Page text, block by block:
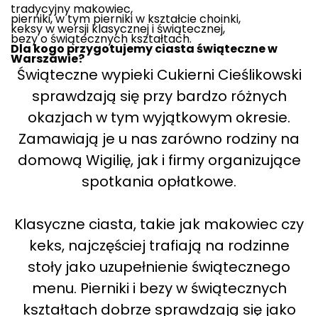
tradycyjny makowiec,
pierniki, w tym pierniki w kształcie choinki,
keksy w wersji klasycznej i świątecznej,
bezy o świątecznych kształtach.
Dla kogo przygotujemy ciasta świąteczne w
Warszawie?
Świąteczne wypieki Cukierni Cieślikowski
sprawdzają się przy bardzo różnych
okazjach w tym wyjątkowym okresie.
Zamawiają je u nas zarówno rodziny na
domową Wigilię, jak i firmy organizujące
spotkania opłatkowe.
Klasyczne ciasta, takie jak makowiec czy
keks, najczęściej trafiają na rodzinne
stoły jako uzupełnienie świątecznego
menu. Pierniki i bezy w świątecznych
kształtach dobrze sprawdzają się jako